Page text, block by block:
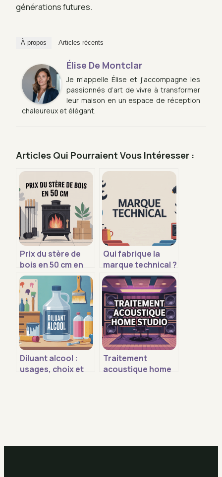
générations futures.
À propos Articles récents
Élise De Montclar
Je m’appelle Élise et j’accompagne les
passionnés d’art de vivre à transformer
leur maison en un espace de réception
chaleureux et élégant.
Articles Qui Pourraient Vous Intéresser :
Prix du stère de
bois en 50 cm en
2026 : repères et
bons plans
Qui fabrique la
marque technical ?
origine, fabricants
et gammes
Diluant alcool :
usages, choix et
Traitement
acoustique home